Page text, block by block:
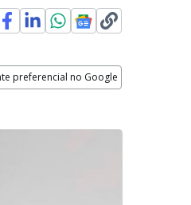
preferencial no Google